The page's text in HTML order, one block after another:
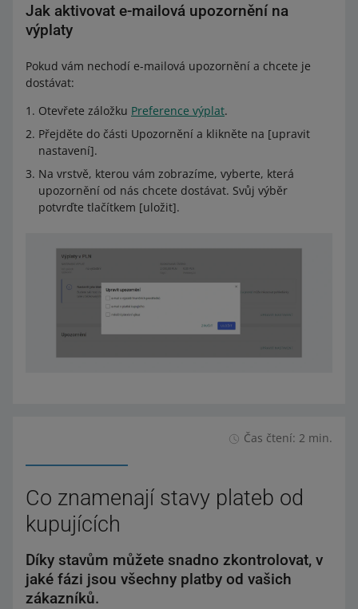
Jak aktivovat e-mailová upozornění na
výplaty
Pokud vám nechodí e-mailová upozornění a chcete je
dostávat:
Otevřete záložku Preference výplat.
Přejděte do části Upozornění a klikněte na [upravit
nastavení].
Na vrstvě, kterou vám zobrazíme, vyberte, která
upozornění od nás chcete dostávat. Svůj výběr
potvrďte tlačítkem [uložit].
Čas čtení: 2 min.
Co znamenají stavy plateb od
kupujících
Díky stavům můžete snadno zkontrolovat, v
jaké fázi jsou všechny platby od vašich
zákazníků.